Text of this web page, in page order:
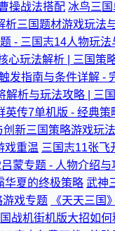
操战法搭配 冰鸟三
析三国题材游戏玩法
- 三国志14人物玩
心玩法解析 | 三国策
发指南与条件详解 -
解析与玩法攻略 | 三
英传7单机版 - 经典策
新三国策略游戏玩法
戏重温 三国志11张飞
蒙专题 - 人物介绍与
华夏的终极策略 武神
戏专题
《天天三国
战机街机版大招如